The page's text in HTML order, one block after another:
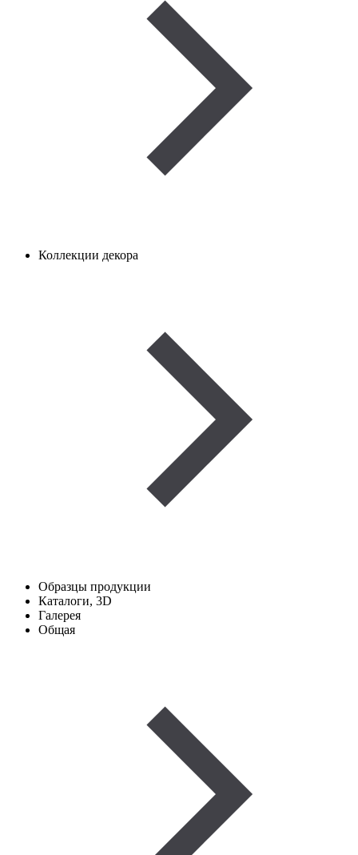
Коллекции декора
Образцы продукции
Каталоги, 3D
Галерея
Общая